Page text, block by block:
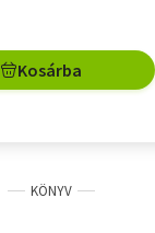
Kosárba
KÖNYV